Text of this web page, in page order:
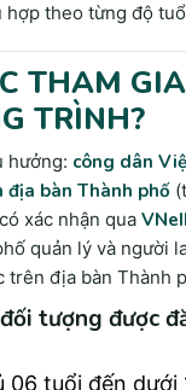
nhạy cảm với mùi
tăng cao có
độ nhạy cảm của
đổi khẩu vị: Một số
ăn uống.
nhiệt độ cơ thể:
thể tăng nhẹ và
18 ngày.
một lượng nhỏ
hợp theo từng độ
THAM GIA
TRÌNH?
hưởng: công dân
bàn Thành phố
xác nhận qua
quản lý và người
trên địa bàn Thành
tượng được
06 tuổi đến dưới